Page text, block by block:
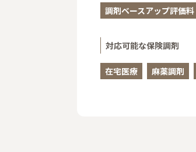
調剤ベースアップ評価料
対応可能な保険調剤
在宅医療 麻薬調剤